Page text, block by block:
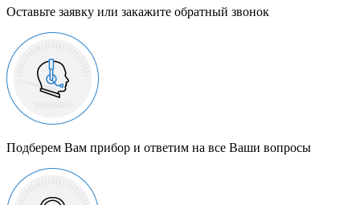
Оставьте заявку или закажите обратный звонок
Подберем Вам прибор и ответим на все Ваши вопросы